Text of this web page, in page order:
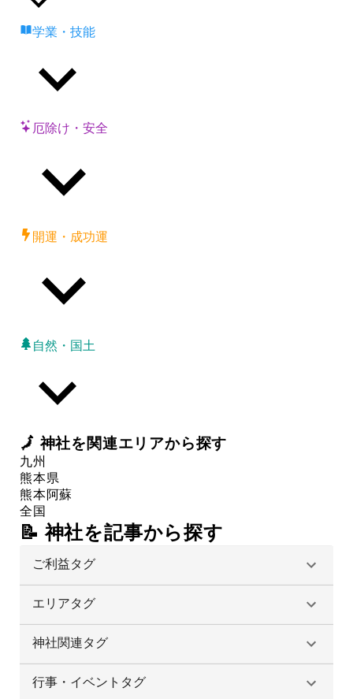
学業・技能
厄除け・安全
開運・成功運
自然・国土
🗾神社を関連エリアから探す
九州
熊本県
熊本阿蘇
全国
📝 神社を記事から探す
ご利益タグ
エリアタグ
神社関連タグ
行事・イベントタグ